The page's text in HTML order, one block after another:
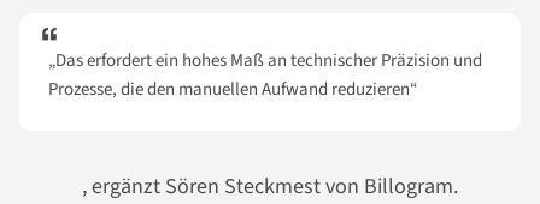
„Das erfordert ein hohes Maß an technischer Präzision und
Prozesse, die den manuellen Aufwand reduzieren“
, ergänzt Sören Steckmest von Billogram.